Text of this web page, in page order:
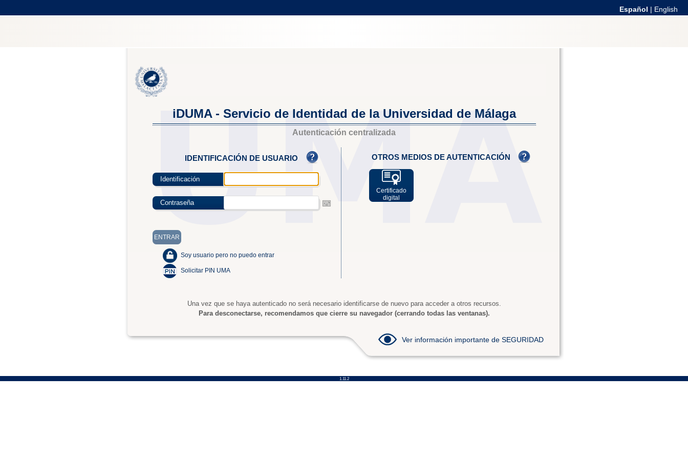
Español | English
iDUMA - Servicio de Identidad de la Universidad de Málaga
Autenticación centralizada
IDENTIFICACIÓN DE USUARIO
Identificación
Contraseña
Soy usuario pero no puedo entrar
Solicitar PIN UMA
OTROS MEDIOS DE AUTENTICACIÓN
Certificado
digital
Una vez que se haya autenticado no será necesario identificarse de nuevo para acceder a otros recursos.
Para desconectarse, recomendamos que cierre su navegador (cerrando todas las ventanas).
Ver información importante de SEGURIDAD
1.11.2